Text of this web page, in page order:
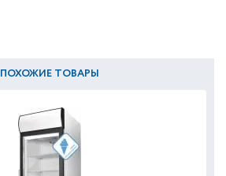
ПОХОЖИЕ ТОВАРЫ